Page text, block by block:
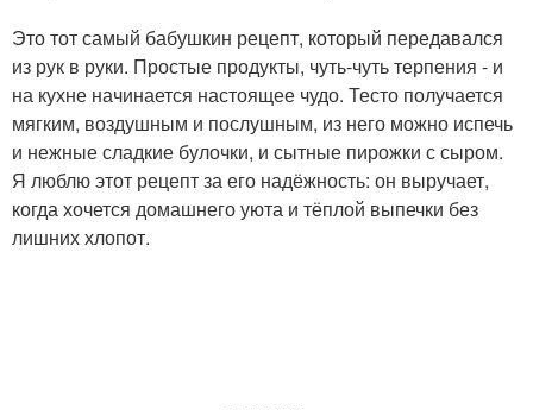
Это тот самый бабушкин рецепт, который передавался
из рук в руки. Простые продукты, чуть-чуть терпения - и
на кухне начинается настоящее чудо. Тесто получается
мягким, воздушным и послушным, из него можно испечь
и нежные сладкие булочки, и сытные пирожки с сыром.
Я люблю этот рецепт за его надёжность: он выручает,
когда хочется домашнего уюта и тёплой выпечки без
лишних хлопот.